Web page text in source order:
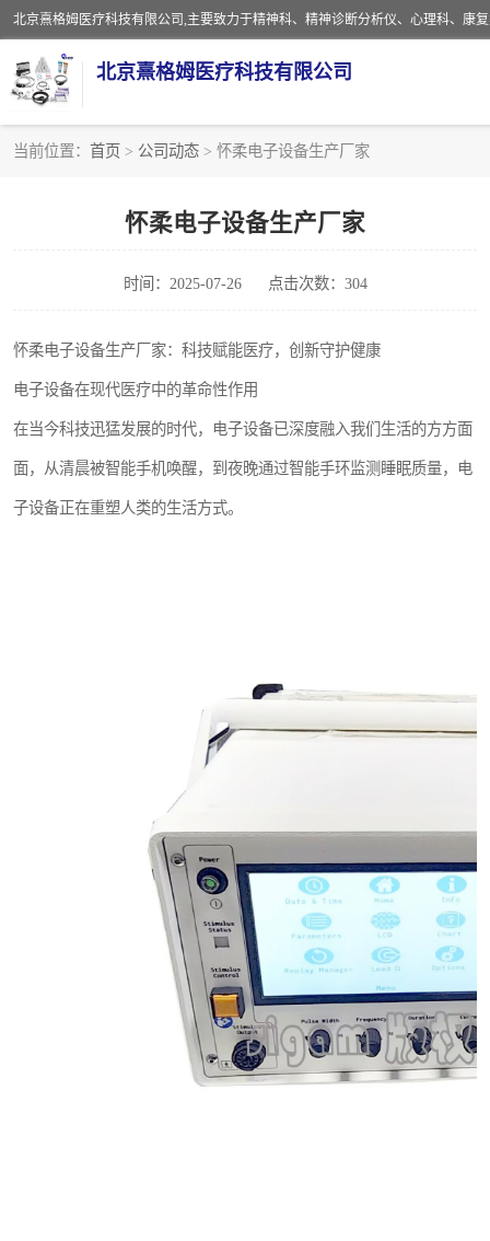
北京熹格姆医疗科技有限公司
当前位置： 首页 > 公司动态 > 怀柔电子设备生产厂家
怀柔电子设备生产厂家
时间：2025-07-26 点击次数：304
怀柔电子设备生产厂家：科技赋能医疗，创新守护健康
电子设备在现代医疗中的革命性作用
在当今科技迅猛发展的时代，电子设备已深度融入我们生活的方方面
面，从清晨被智能手机唤醒，到夜晚通过智能手环监测睡眠质量，电
子设备正在重塑人类的生活方式。